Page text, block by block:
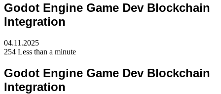
Godot Engine Game Dev Blockchain
Integration
04.11.2025
254 Less than a minute
Godot Engine Game Dev Blockchain
Integration